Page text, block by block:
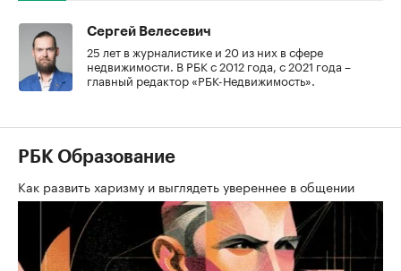
Сергей Велесевич
25 лет в журналистике и 20 из них в сфере
недвижимости. В РБК с 2012 года, с 2021 года –
главный редактор «РБК-Недвижимость».
РБК Образование
Как развить харизму и выглядеть увереннее в общении